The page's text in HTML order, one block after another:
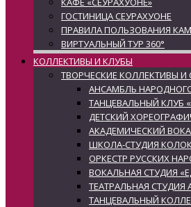
ГОСТИНИЦА СЕУРАХУОНЕ
ПРАВИЛА ПОЛЬЗОВАНИЯ
ВИРТУАЛЬНЫЙ ТУР 360°
КОЛЛЕКТИВЫ И КЛУБЫ
ТВОРЧЕСКИЕ КОЛЛЕКТИВЫ И
АНСАМБЛЬ
ТАНЦЕВАЛЬНЫЙ КЛУБ
ДЕТСКИЙ
АКАДЕМИЧЕСКИЙ
ШКОЛА-СТУДИЯ
ОРКЕСТР РУССКИХ
ВОКАЛЬНАЯ СТУДИЯ
ТЕАТРАЛЬНАЯ СТУДИЯ
ТАНЦЕВАЛЬНЫЙ